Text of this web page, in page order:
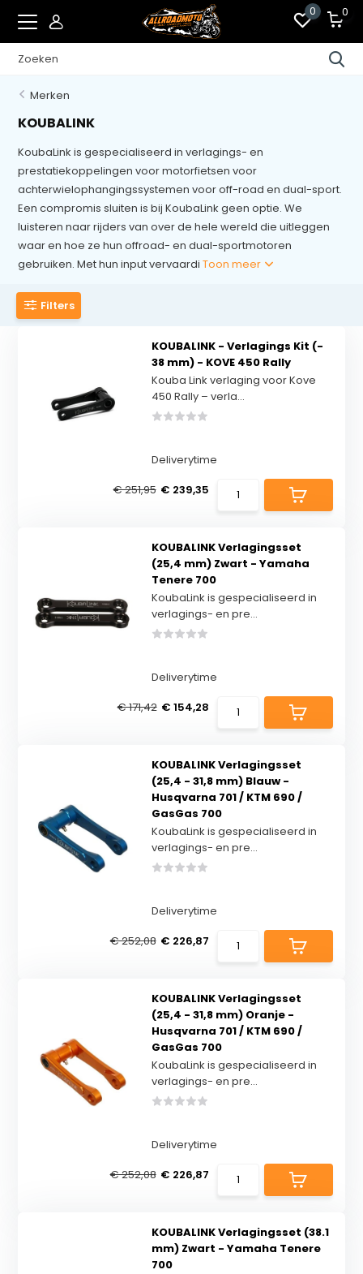
0 0
Merken
KOUBALINK
KoubaLink is gespecialiseerd in verlagings- en
prestatiekoppelingen voor motorfietsen voor
achterwielophangingssystemen voor off-road en dual-sport.
Een compromis sluiten is bij KoubaLink geen optie. We
luisteren naar rijders van over de hele wereld die uitleggen
waar en hoe ze hun offroad- en dual-sportmotoren
gebruiken. Met hun input vervaardiToon meer
Filters
KOUBALINK - Verlagings Kit (-
38 mm) - KOVE 450 Rally
Kouba Link verlaging voor Kove
450 Rally – verla...
Deliverytime
€ 251,95 € 239,35
KOUBALINK Verlagingsset
(25,4 mm) Zwart - Yamaha
Tenere 700
KoubaLink is gespecialiseerd in
verlagings- en pre...
Deliverytime
€ 171,42 € 154,28
KOUBALINK Verlagingsset
(25,4 - 31,8 mm) Blauw -
Husqvarna 701 / KTM 690 /
GasGas 700
KoubaLink is gespecialiseerd in
verlagings- en pre...
Deliverytime
€ 252,08 € 226,87
KOUBALINK Verlagingsset
(25,4 - 31,8 mm) Oranje -
Husqvarna 701 / KTM 690 /
GasGas 700
KoubaLink is gespecialiseerd in
verlagings- en pre...
Deliverytime
€ 252,08 € 226,87
KOUBALINK Verlagingsset (38.1
mm) Zwart - Yamaha Tenere
700